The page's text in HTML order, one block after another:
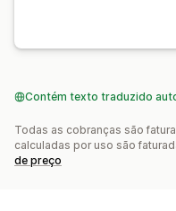
Contém texto traduzido
Todas as cobranças são
calculadas por uso são
de preço